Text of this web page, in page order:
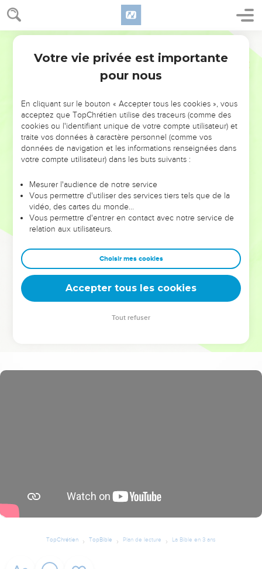
NE MANQUEZ PAS L’ÉVÉNEMENT
DE L’ANNÉE !
ET SI LEURS ERREURS POUVAIENT VOUS ÉVITER LES
VOTRES ?
leur foi ou leur vision. Mais on voit moins les doutes, les erreurs
et les saisons difficiles qu'ils ont traversés, alors même que ce
sont elles qui les ont façonnés.
Dans cette conférence, leaders, entrepreneurs, et responsables
clés pour avancer avec plus de sagesse afin que leurs erreurs
deviennent vos tremplins. Que vous guidiez un ministère, une
équipe, un groupe ou une famille, leur expérience est faite
TopChrétien TopBible Plan de lecture La Bible en 3 ans
Votre vie privée est importante
pour nous
En cliquant sur le bouton « Accepter tous les cookies », vous
acceptez que TopChrétien utilise des traceurs (comme des
cookies ou l'identifiant unique de votre compte utilisateur) et
traite vos données à caractère personnel (comme vos
données de navigation et les informations renseignées dans
votre compte utilisateur) dans les buts suivants :
Mesurer l'audience de notre service
Vous permettre d'utiliser des services tiers tels que de la
vidéo, des cartes du monde…
Vous permettre d'entrer en contact avec notre service de
relation aux utilisateurs.
Choisir mes cookies
Accepter tous les cookies
Tout refuser